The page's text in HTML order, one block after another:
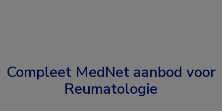
Compleet MedNet aanbod voor
Reumatologie